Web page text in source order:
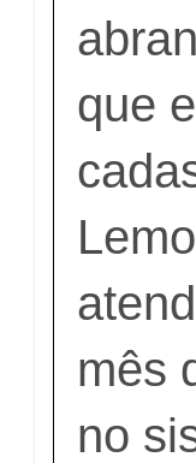
que
mês
no